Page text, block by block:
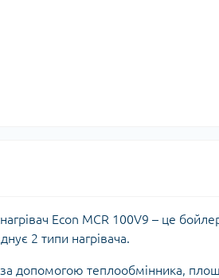
Econ MCR 100V9 – це
2 типи нагрівача.
за допомогою теплообмінника,